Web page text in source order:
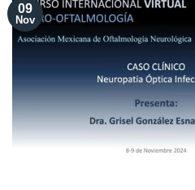
09
Nov